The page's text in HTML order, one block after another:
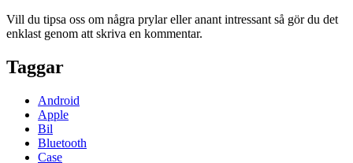
Vill du tipsa oss om några prylar eller anant intressant så gör du det
enklast genom att skriva en kommentar.
Taggar
Android
Apple
Bil
Bluetooth
Case